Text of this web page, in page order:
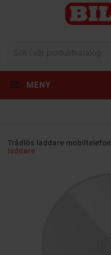
MENY
Trådlös laddare mobiltelefon
laddare